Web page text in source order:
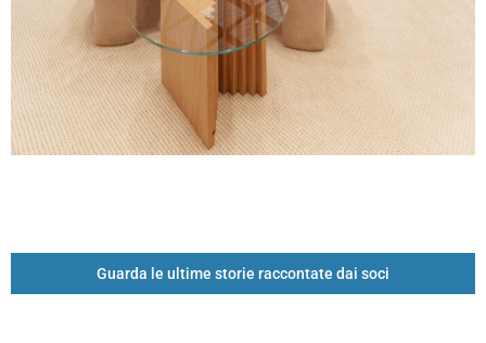
Guarda le ultime storie raccontate dai soci